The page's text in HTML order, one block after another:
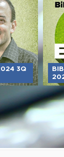
3Q